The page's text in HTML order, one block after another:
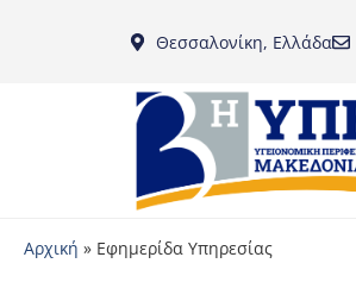
Θεσσαλονίκη, Ελλάδα
Αρχική » Εφημερίδα Υπηρεσίας